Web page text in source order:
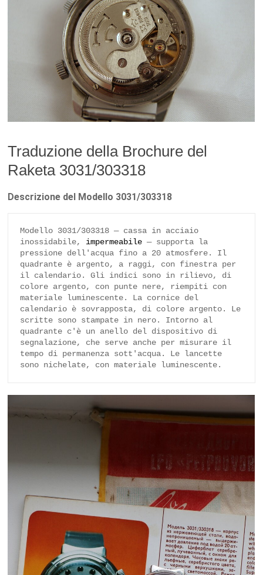
Traduzione della Brochure del
Raketa 3031/303318
Descrizione del Modello 3031/303318
Modello 3031/303318 — cassa in acciaio
inossidabile, impermeabile — supporta la
pressione dell'acqua fino a 20 atmosfere. Il
quadrante è argento, a raggi, con finestra per
il calendario. Gli indici sono in rilievo, di
colore argento, con punte nere, riempiti con
materiale luminescente. La cornice del
calendario è sovrapposta, di colore argento. Le
scritte sono stampate in nero. Intorno al
quadrante c'è un anello del dispositivo di
segnalazione, che serve anche per misurare il
tempo di permanenza sott'acqua. Le lancette
sono nichelate, con materiale luminescente.